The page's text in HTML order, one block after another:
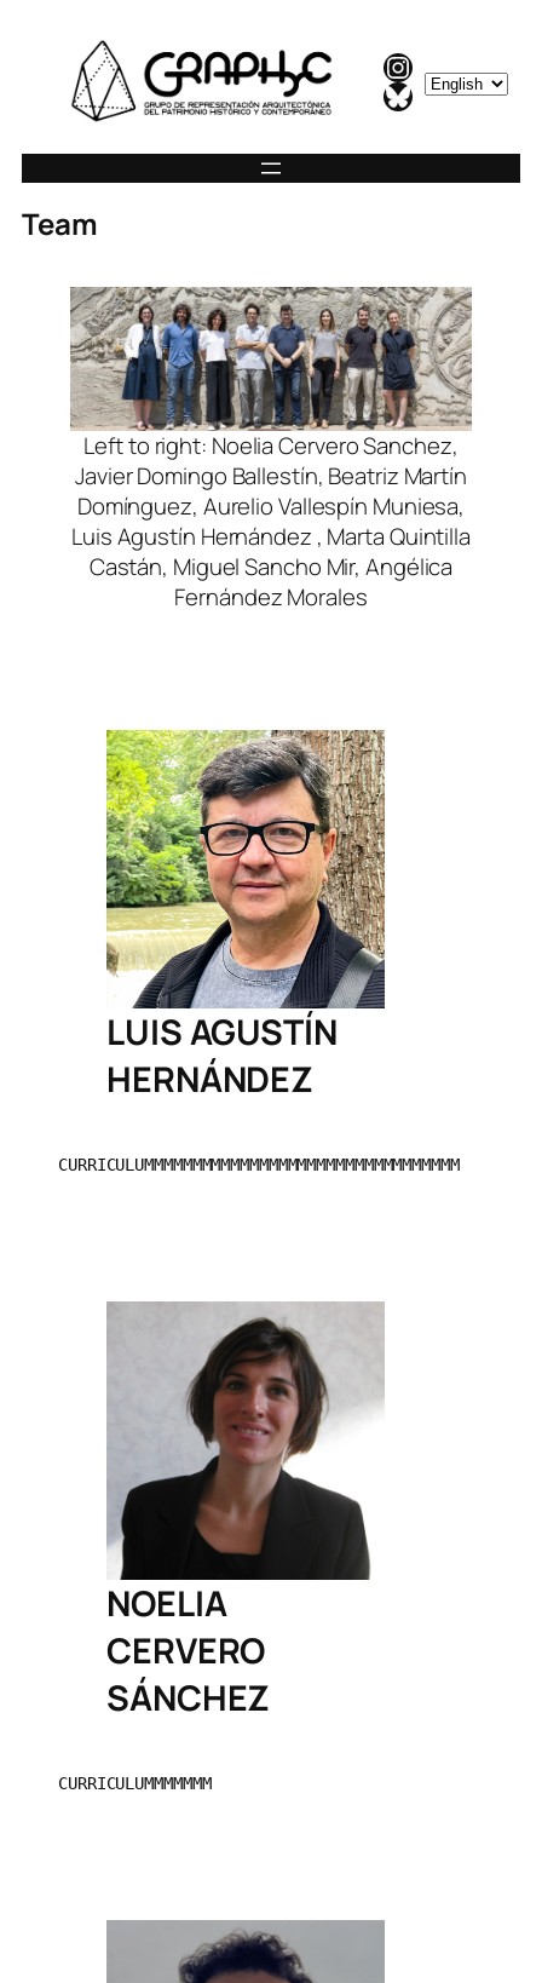
Instagram
Bluesky
C
l
a
n
g
u
a
g
e
Team
Left to right: Noelia Cervero Sanchez,
Javier Domingo Ballestín, Beatriz Martín
Domínguez, Aurelio Vallespín Muniesa,
Luis Agustín Hernández , Marta Quintilla
Castán, Miguel Sancho Mir, Angélica
Fernández Morales
LUIS AGUSTÍN
HERNÁNDEZ
CURRICULUMMMMMMMMMMMMMMMMMMMMMMMMMMMMMMMMM
NOELIA
CERVERO
SÁNCHEZ
CURRICULUMMMMMMM